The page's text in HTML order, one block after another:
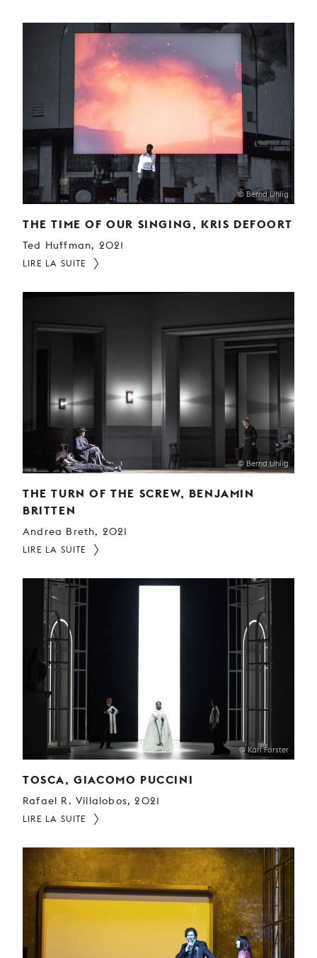
© Bernd Uhlig
THE TIME OF OUR SINGING, KRIS DEFOORT
Ted Huffman, 2021
LIRE LA SUITE
© Bernd Uhlig
THE TURN OF THE SCREW, BENJAMIN
BRITTEN
Andrea Breth, 2021
LIRE LA SUITE
© Karl Forster
TOSCA, GIACOMO PUCCINI
Rafael R. Villalobos, 2021
LIRE LA SUITE